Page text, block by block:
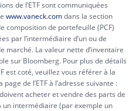
de l’ETF sont communiquées
www.vaneck.comdans la section
composition de portefeuille (PCF)
par l’intermédiaire d’un ou de
marché. La valeur nette d’inventaire
sur Bloomberg. Pour plus de détails
est coté, veuillez vous référer à la
de l’ETF à l’adresse suivante :
acheter et vendre des parts de
un intermédiaire (par exemple un